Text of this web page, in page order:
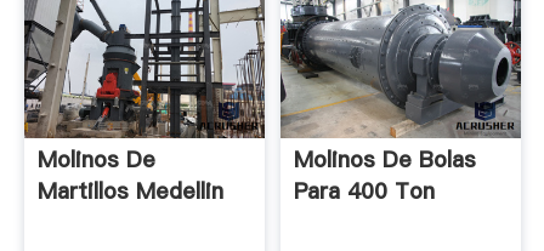
Molinos De
Martillos Medellin
Molinos De Bolas
Para 400 Ton